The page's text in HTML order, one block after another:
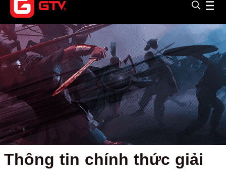
Thông tin chính thức giải